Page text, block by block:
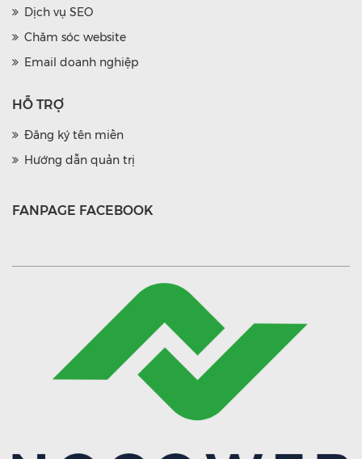
Dịch vụ SEO
Chăm sóc website
Email doanh nghiệp
HỖ TRỢ
Đăng ký tên miền
Hướng dẫn quản trị
FANPAGE FACEBOOK